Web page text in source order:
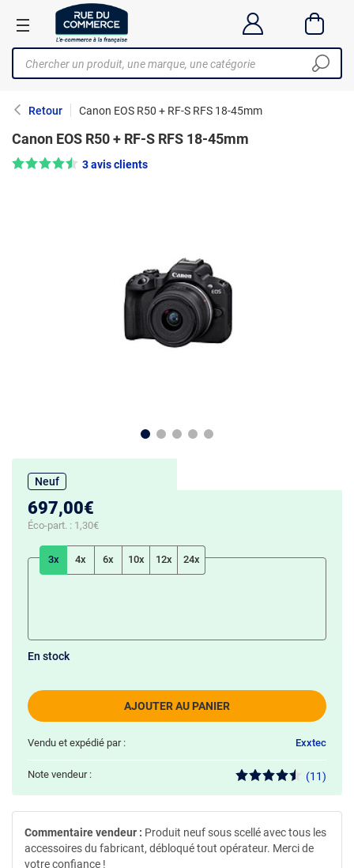
Retour Canon EOS R50 + RF-S RFS 18-45mm
Canon EOS R50 + RF-S RFS 18-45mm
Note : 4.5/5 — 3 avis clients
Neuf
697,00€
Éco-part. : 1,30€
3x 4x 6x 10x 12x 24x
AJOUTER AU PANIER
En stock
Vendu et expédié par : Exxtec
Note vendeur : (11)
Commentaire vendeur : Produit neuf sous scellé avec tous les
accessoires du fabricant, débloqué tout opérateur. Merci de
votre confiance !